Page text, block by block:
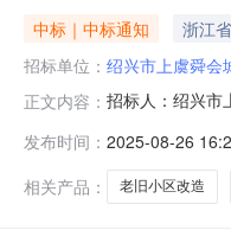
中标｜中标通知 浙江
招标单位： 绍兴市上虞舜会
正文内容： 招标人：绍兴市
发布时间： 2025-08-26
相关产品：
老旧小区改造